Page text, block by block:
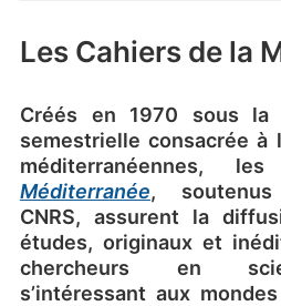
Les Cahiers de la
Créés en 1970 sous la
semestrielle consacrée à
méditerranéennes,
Méditerranée,
CNRS, assurent la
études, originaux et
chercheurs en
s’intéressant aux